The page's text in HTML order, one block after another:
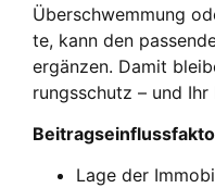
Über­schwem­mung
te, kann den
ergän­zen. Damit
rungs­schutz – und
Lage der